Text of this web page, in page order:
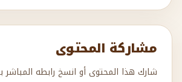
مشاركة المحتوى
شارك هذا المحتوى أو انسخ رابطه